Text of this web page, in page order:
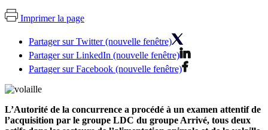
Imprimer la page
Partager sur Twitter (nouvelle fenêtre)
Partager sur LinkedIn (nouvelle fenêtre)
Partager sur Facebook (nouvelle fenêtre)
L’Autorité de la concurrence a procédé à un examen attentif de
l’acquisition par le groupe LDC du groupe Arrivé, tous deux